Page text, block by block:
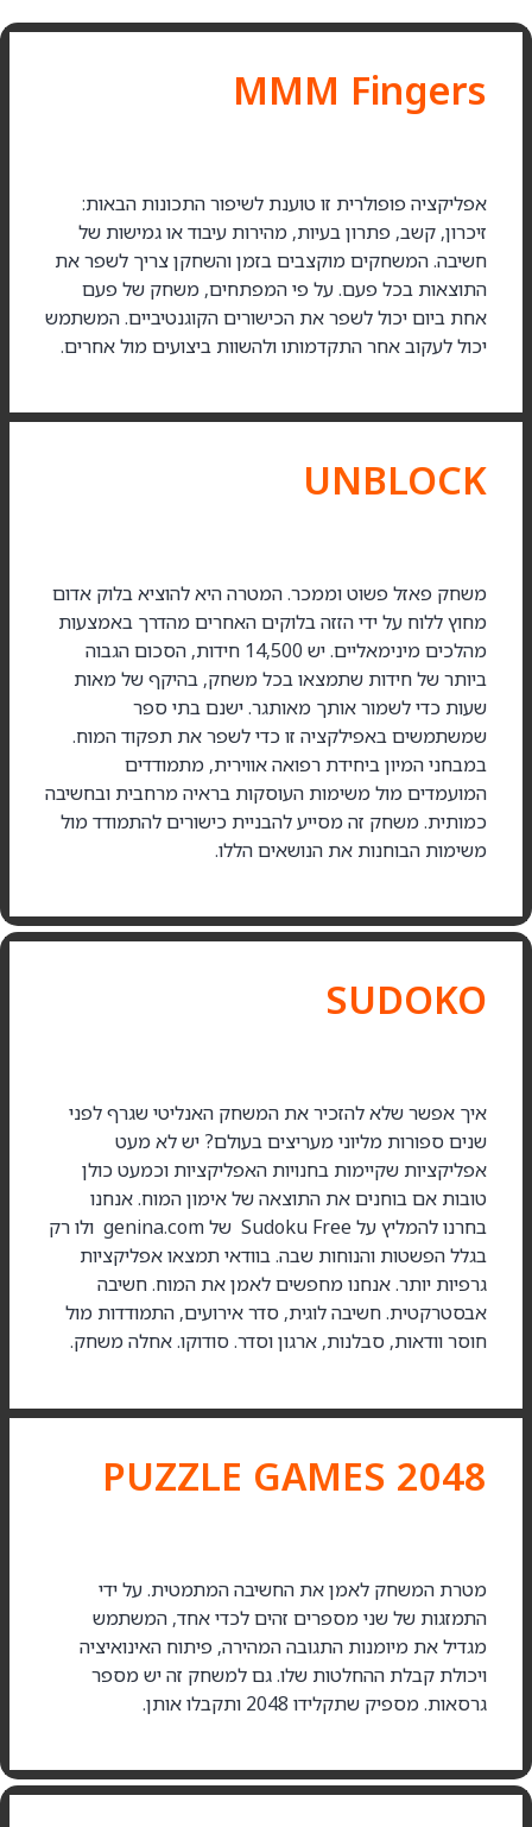
MMM Fingers
אפליקציה פופולרית זו טוענת לשיפור התכונות הבאות:
זיכרון, קשב, פתרון בעיות, מהירות עיבוד או גמישות של
חשיבה. המשחקים מוקצבים בזמן והשחקן צריך לשפר את
התוצאות בכל פעם. על פי המפתחים, משחק של פעם
אחת ביום יכול לשפר את הכישורים הקוגנטיביים. המשתמש
יכול לעקוב אחר התקדמותו ולהשוות ביצועים מול אחרים.
UNBLOCK
משחק פאזל פשוט וממכר. המטרה היא להוציא בלוק אדום
מחוץ ללוח על ידי הזזה בלוקים האחרים מהדרך באמצעות
מהלכים מינימאליים. יש 14,500 חידות, הסכום הגבוה
ביותר של חידות שתמצאו בכל משחק, בהיקף של מאות
שעות כדי לשמור אותך מאותגר. ישנם בתי ספר
שמשתמשים באפילקציה זו כדי לשפר את תפקוד המוח.
במבחני המיון ביחידת רפואה אווירית, מתמודדים
המועמדים מול משימות העוסקות בראיה מרחבית ובחשיבה
כמותית. משחק זה מסייע להבניית כישורים להתמודד מול
משימות הבוחנות את הנושאים הללו.
SUDOKO
איך אפשר שלא להזכיר את המשחק האנליטי שגרף לפני
שנים ספורות מליוני מעריצים בעולם? יש לא מעט
אפליקציות שקיימות בחנויות האפליקציות וכמעט כולן
טובות אם בוחנים את התוצאה של אימון המוח. אנחנו
בחרנו להמליץ על Sudoku Free של genina.com ולו רק
בגלל הפשטות והנוחות שבה. בוודאי תמצאו אפליקציות
גרפיות יותר. אנחנו מחפשים לאמן את המוח. חשיבה
אבסטרקטית. חשיבה לוגית, סדר אירועים, התמודדות מול
חוסר וודאות, סבלנות, ארגון וסדר. סודוקו. אחלה משחק.
2048 PUZZLE GAMES
מטרת המשחק לאמן את החשיבה המתמטית. על ידי
התמזגות של שני מספרים זהים לכדי אחד, המשתמש
מגדיל את מיומנות התגובה המהירה, פיתוח האינואיציה
ויכולת קבלת ההחלטות שלו. גם למשחק זה יש מספר
גרסאות. מספיק שתקלידו 2048 ותקבלו אותן.